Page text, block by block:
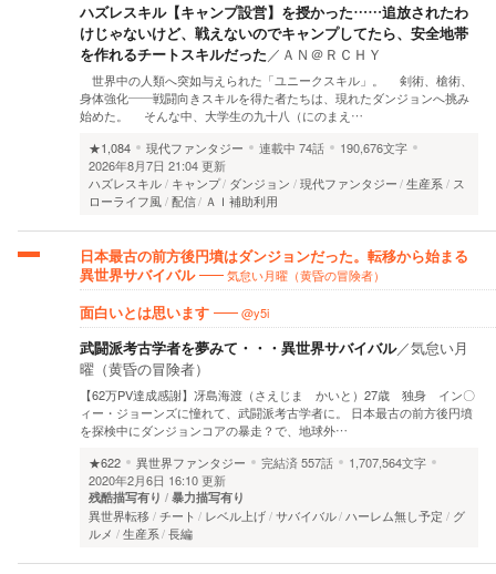
ハズレスキル【キャンプ設営】を授かった……追放されたわ
けじゃないけど、戦えないのでキャンプしてたら、安全地帯
を作れるチートスキルだった／ ＡＮ＠ＲＣＨＹ
世界中の人類へ突如与えられた「ユニークスキル」。 剣術、槍術、
身体強化――戦闘向きスキルを得た者たちは、現れたダンジョンへ挑み
始めた。 そんな中、大学生の九十八（にのまえ…
★1,084
現代ファンタジー 連載中 74話
190,676文字
2026年8月7日 21:04 更新
ハズレスキル
キャンプ ダンジョン 現代ファンタジー 生産系
ス
ローライフ風
配信 ＡＩ補助利用
日本最古の前方後円墳はダンジョンだった。転移から始まる
異世界サバイバル
気怠い月曜（黄昏の冒険者）
面白いとは思います @y5i
武闘派考古学者を夢みて・・・異世界サバイバル／気怠い月
曜（黄昏の冒険者）
【62万PV達成感謝】冴島海渡（さえじま かいと）27歳 独身 イン〇
ィー・ジョーンズに憧れて、武闘派考古学者に。 日本最古の前方後円墳
を探検中にダンジョンコアの暴走？で、地球外…
★622
異世界ファンタジー 完結済557話
1,707,564文字
2020年2月6日 16:10 更新
残酷描写有り 暴力描写有り
異世界転移 チート レベル上げ サバイバル ハーレム無し予定
グ
ルメ
生産系 長編